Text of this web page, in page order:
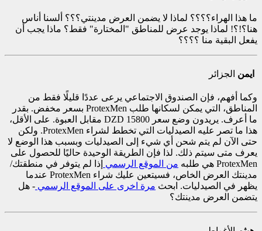
ما هذا الهراء؟؟؟؟ لماذا لا يضمن العرض مدينتي؟؟؟ ألسنا أناس
هنا؟!؟! لماذا يوجد عرض للمناطق "المختارة" فقط؟ ماذا يجب أن
يفعل البقية منا ؟؟؟؟
ايمن الجزائر
وكما أفهم، فإن الصندوق الاجتماعي يرعى عددًا قليلًا فقط من
المناطق، التي يمكن لسكانها طلب ProtexMen بسعر مخفض. بقدر
ما أعرف.
يريدون وضع سعر 15800 DZD مقابل العبوة. على الأقل،
هذا ما تصر عليه الصيدليات التي تخطط لشراء ProtexMen. ولكن
حتى الآن لم يتم شحن أي شيء إلى الصيدليات وبسبب هذا الوضع لا
يعرف متى سيتم ذلك. لذا فإن الطريقة الوحيدة حاليًا للحصول على
ProtexMen هي طلبه
من الموقع الرسمي إذا لم يتوفر في منطقتك/
مدينتك العرض الخاص، فسيتعين عليك شراء ProtexMen عندما
يظهر في الصيدليات. ابحث مرة اخرى على الموقع الرسمي - هل
يتضمن العرض مدينتك؟